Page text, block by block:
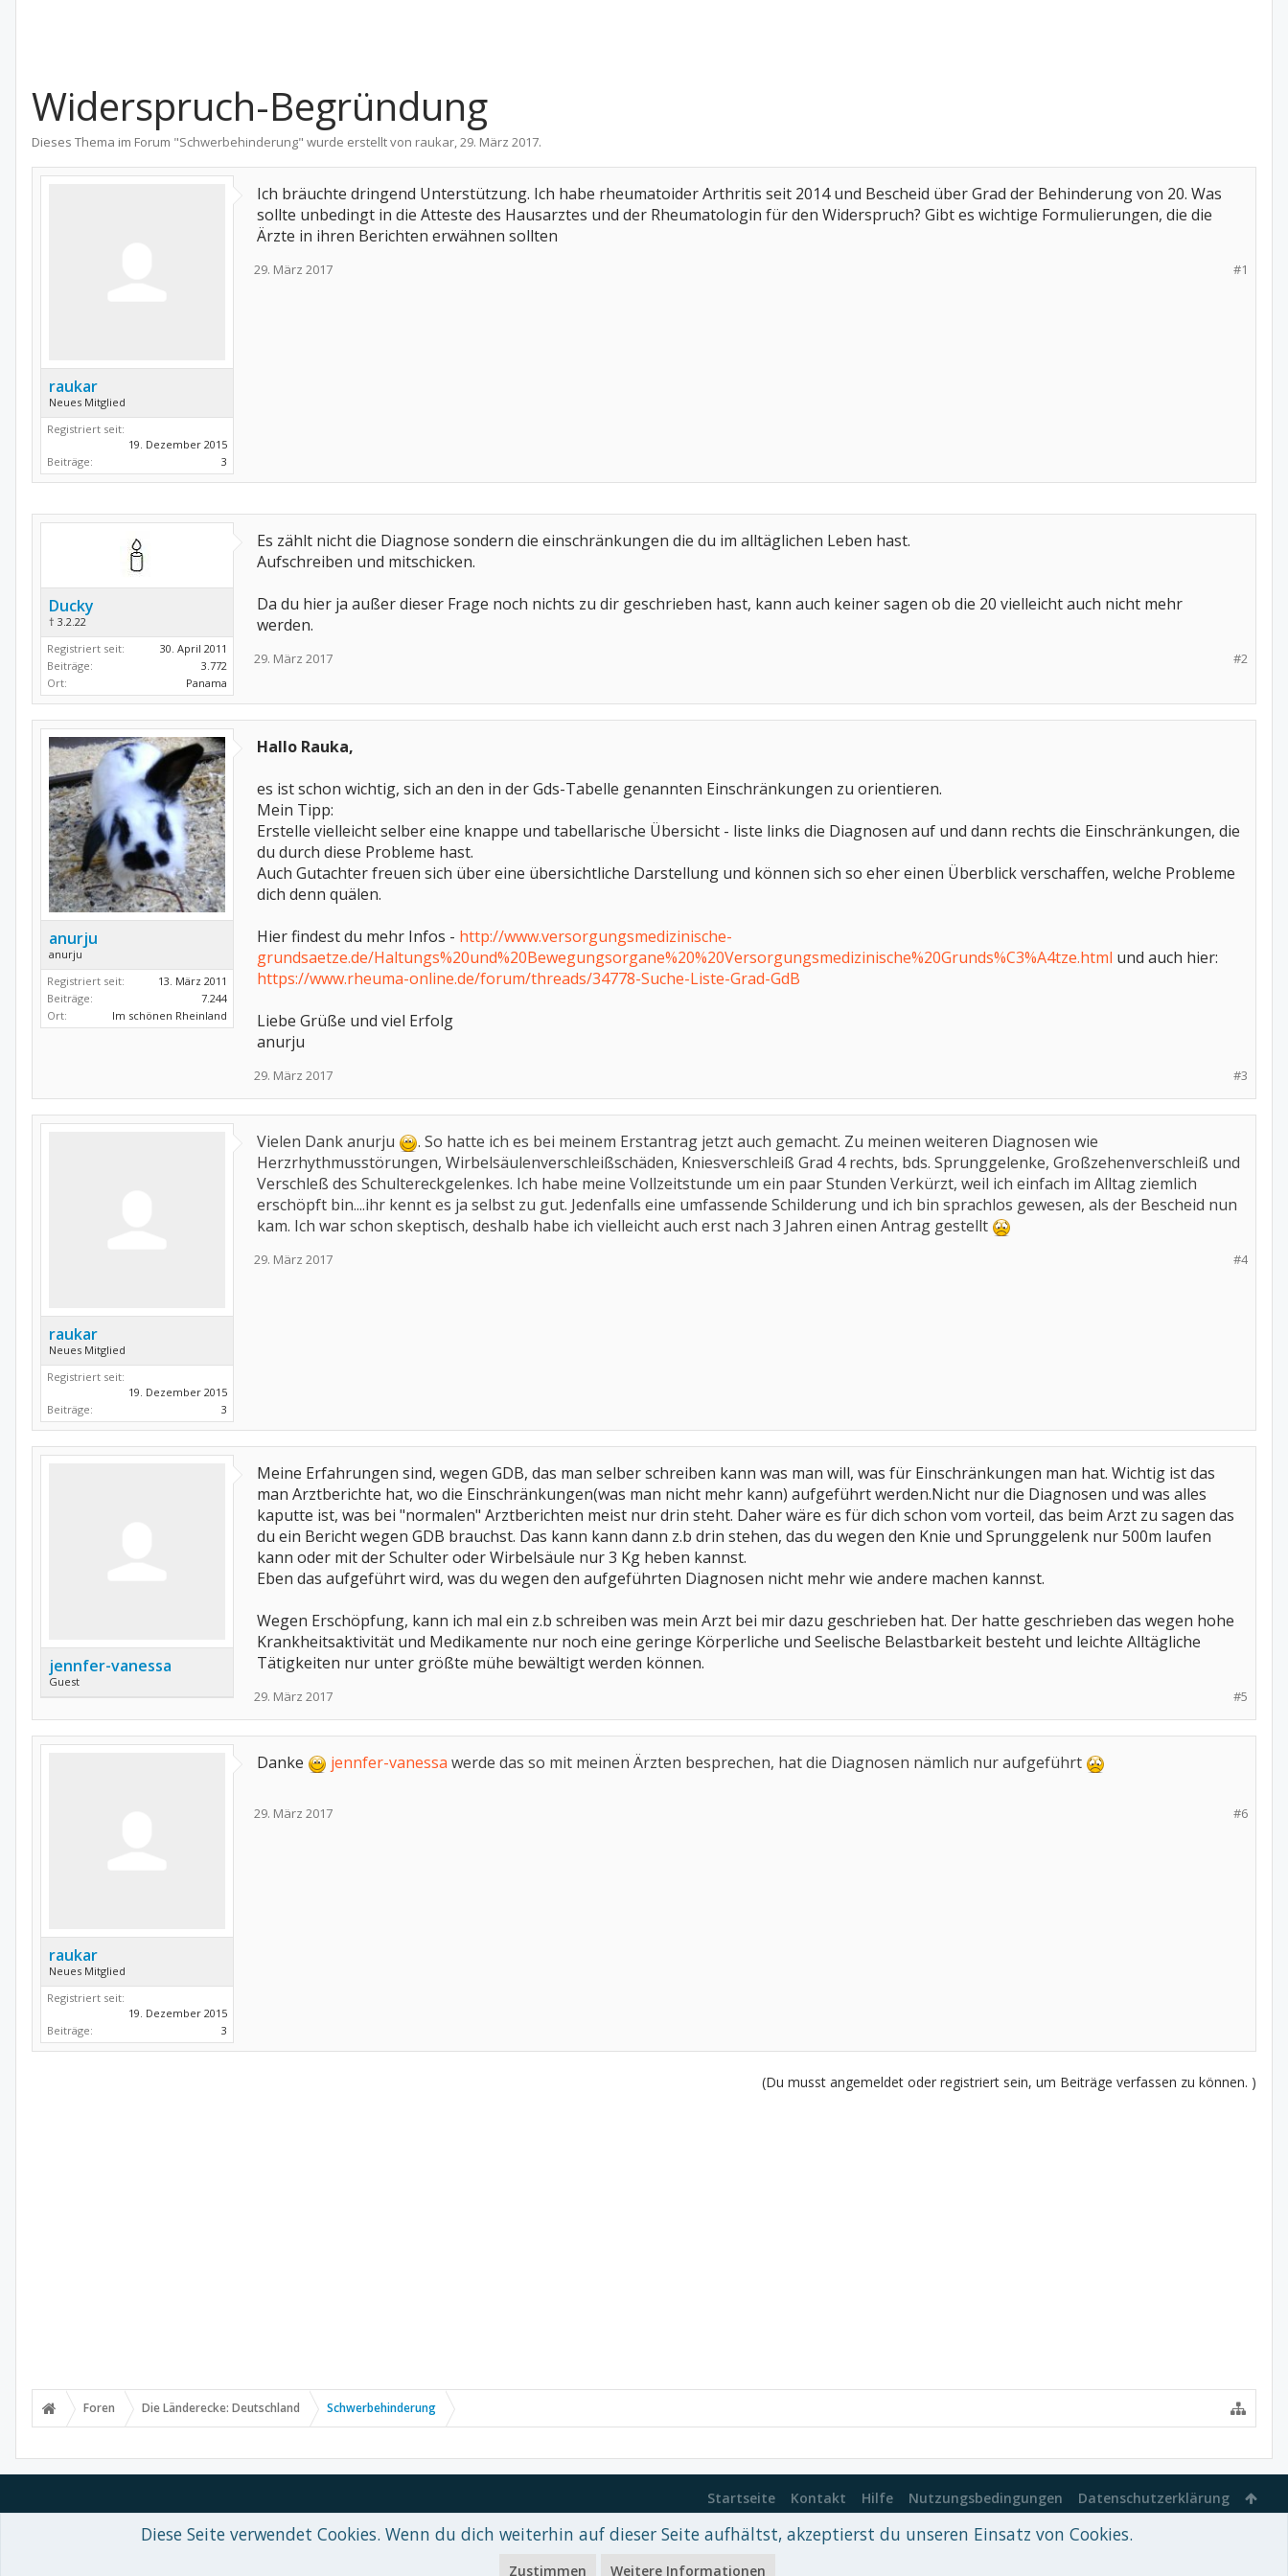
Widerspruch-Begründung
Dieses Thema im Forum "Schwerbehinderung" wurde erstellt von raukar,29. März 2017.
raukar
Neues Mitglied
Registriert seit:
19. Dezember 2015
Beiträge:
3
Ich bräuchte dringend Unterstützung. Ich habe rheumatoider Arthritis seit 2014 und Bescheid über Grad der Behinderung von 20. Was
sollte unbedingt in die Atteste des Hausarztes und der Rheumatologin für den Widerspruch? Gibt es wichtige Formulierungen, die die
Ärzte in ihren Berichten erwähnen sollten
#1
29. März 2017
Ducky
† 3.2.22
Registriert seit:
30. April 2011
Beiträge:
3.772
Ort:
Panama
Es zählt nicht die Diagnose sondern die einschränkungen die du im alltäglichen Leben hast.
Aufschreiben und mitschicken.
Da du hier ja außer dieser Frage noch nichts zu dir geschrieben hast, kann auch keiner sagen ob die 20 vielleicht auch nicht mehr
werden.
#2
29. März 2017
anurju
anurju
Registriert seit:
13. März 2011
Beiträge:
7.244
Ort:
Im schönen Rheinland
Hallo Rauka,
es ist schon wichtig, sich an den in der Gds-Tabelle genannten Einschränkungen zu orientieren.
Mein Tipp:
Erstelle vielleicht selber eine knappe und tabellarische Übersicht - liste links die Diagnosen auf und dann rechts die Einschränkungen, die
du durch diese Probleme hast.
Auch Gutachter freuen sich über eine übersichtliche Darstellung und können sich so eher einen Überblick verschaffen, welche Probleme
dich denn quälen.
Hier findest du mehr Infos - http://www.versorgungsmedizinische-
grundsaetze.de/Haltungs%20und%20Bewegungsorgane%20%20Versorgungsmedizinische%20Grunds%C3%A4tze.html und auch hier:
https://www.rheuma-online.de/forum/threads/34778-Suche-Liste-Grad-GdB
Liebe Grüße und viel Erfolg
anurju
#3
29. März 2017
raukar
Neues Mitglied
Registriert seit:
19. Dezember 2015
Beiträge:
3
Vielen Dank anurju
. So hatte ich es bei meinem Erstantrag jetzt auch gemacht. Zu meinen weiteren Diagnosen wie
Herzrhythmusstörungen, Wirbelsäulenverschleißschäden, Kniesverschleiß Grad 4 rechts, bds. Sprunggelenke, Großzehenverschleiß und
Verschleß des Schultereckgelenkes. Ich habe meine Vollzeitstunde um ein paar Stunden Verkürzt, weil ich einfach im Alltag ziemlich
erschöpft bin....ihr kennt es ja selbst zu gut. Jedenfalls eine umfassende Schilderung und ich bin sprachlos gewesen, als der Bescheid nun
kam. Ich war schon skeptisch, deshalb habe ich vielleicht auch erst nach 3 Jahren einen Antrag gestellt
#4
29. März 2017
jennfer-vanessa
Guest
Meine Erfahrungen sind, wegen GDB, das man selber schreiben kann was man will, was für Einschränkungen man hat. Wichtig ist das
man Arztberichte hat, wo die Einschränkungen(was man nicht mehr kann) aufgeführt werden.Nicht nur die Diagnosen und was alles
kaputte ist, was bei "normalen" Arztberichten meist nur drin steht. Daher wäre es für dich schon vom vorteil, das beim Arzt zu sagen das
du ein Bericht wegen GDB brauchst. Das kann kann dann z.b drin stehen, das du wegen den Knie und Sprunggelenk nur 500m laufen
kann oder mit der Schulter oder Wirbelsäule nur 3 Kg heben kannst.
Eben das aufgeführt wird, was du wegen den aufgeführten Diagnosen nicht mehr wie andere machen kannst.
Wegen Erschöpfung, kann ich mal ein z.b schreiben was mein Arzt bei mir dazu geschrieben hat. Der hatte geschrieben das wegen hohe
Krankheitsaktivität und Medikamente nur noch eine geringe Körperliche und Seelische Belastbarkeit besteht und leichte Alltägliche
Tätigkeiten nur unter größte mühe bewältigt werden können.
#5
29. März 2017
raukar
Neues Mitglied
Registriert seit:
19. Dezember 2015
Beiträge:
3
Danke jennfer-vanessa werde das so mit meinen Ärzten besprechen, hat die Diagnosen nämlich nur aufgeführt
#6
29. März 2017
(Du musst angemeldet oder registriert sein, um Beiträge verfassen zu können. )
Foren Die Länderecke: Deutschland Schwerbehinderung
Startseite Kontakt Hilfe Nutzungsbedingungen Datenschutzerklärung
Forum software by XenForo™© 2010-2018 XenForo Ltd.-Deutsch von xenDach©2010-2017
Diese Seite verwendet Cookies. Wenn du dich weiterhin auf dieser Seite aufhältst, akzeptierst du unseren Einsatz von Cookies.
Zustimmen Weitere Informationen